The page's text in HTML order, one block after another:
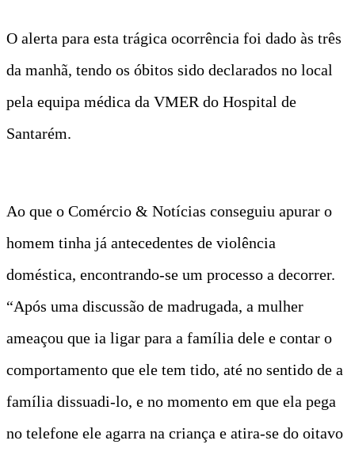
O alerta para esta trágica ocorrência foi dado às três
da manhã, tendo os óbitos sido declarados no local
pela equipa médica da VMER do Hospital de
Santarém.
Ao que o Comércio & Notícias conseguiu apurar o
homem tinha já antecedentes de violência
doméstica, encontrando-se um processo a decorrer.
“Após uma discussão de madrugada, a mulher
ameaçou que ia ligar para a família dele e contar o
comportamento que ele tem tido, até no sentido de a
família dissuadi-lo, e no momento em que ela pega
no telefone ele agarra na criança e atira-se do oitavo